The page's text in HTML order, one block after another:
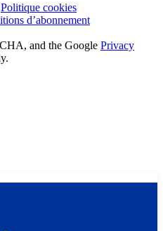
Politique cookies
d’abonnement
and the Google Privacy